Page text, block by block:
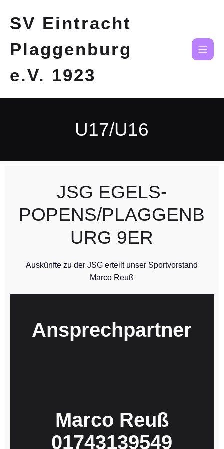
SV Eintracht
Plaggenburg
e.V. 1923
U17/U16
JSG EGELS-
POPENS/PLAGGENB
URG 9ER
Auskünfte zu der JSG erteilt unser Sportvorstand
Marco Reuß
Ansprechpartner
Marco Reuß
01743139549